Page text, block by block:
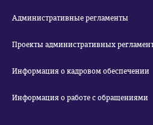
Административные регламенты
Проекты административных
Информация о кадровом обеспечении
Информация о работе с обращениями